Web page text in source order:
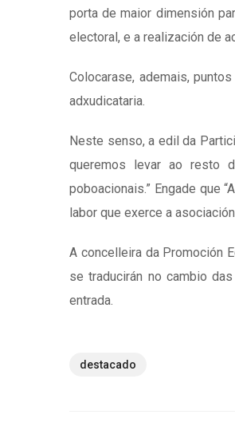
porta de maior dimensión
electoral, e a realización de
Colocarase, ademais,
adxudicataria.
Neste senso, a edil da
queremos levar ao resto
poboacionais.” Engade que
labor que exerce a
A concelleira da Promoción
se traducirán no cambio
entrada.
destacado